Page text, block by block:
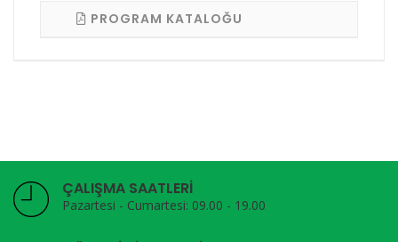
PROGRAM KATALOĞU
ÇALIŞMA SAATLERİ
Pazartesi - Cumartesi: 09.00 - 19.00